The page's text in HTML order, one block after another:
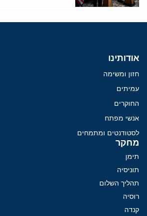
אודותינו
חזון ומשימה
עמיתים
החוקרים
אנשי מפתח
לסטודנטים ומתמחים
מחקר
תימן
תוניסיה
תהליך השלום
רוסיה
קנדה